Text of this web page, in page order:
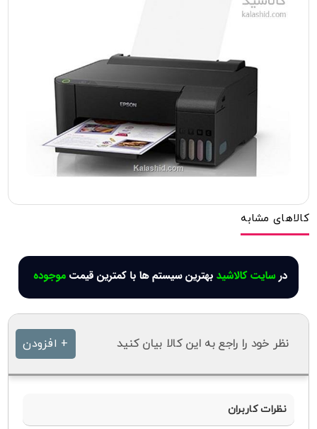
کالاهای مشابه
نظر خود را راجع به این کالا بیان کنید + افزودن
نظرات کاربران